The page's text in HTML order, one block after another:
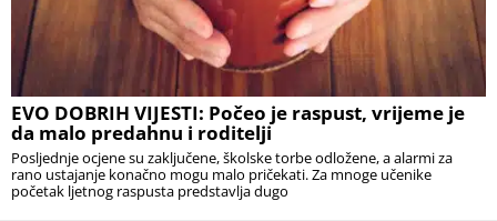
EVO DOBRIH VIJESTI: Počeo je raspust, vrijeme je
da malo predahnu i roditelji
Posljednje ocjene su zaključene, školske torbe odložene, a alarmi za
rano ustajanje konačno mogu malo pričekati. Za mnoge učenike
početak ljetnog raspusta predstavlja dugo